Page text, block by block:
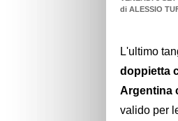
di ALESSIO
L'ultimo
doppietta
Argentina
valido per